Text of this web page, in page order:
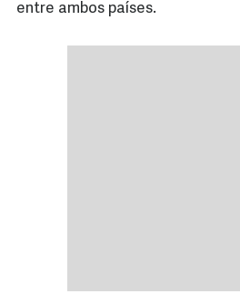
entre ambos países.